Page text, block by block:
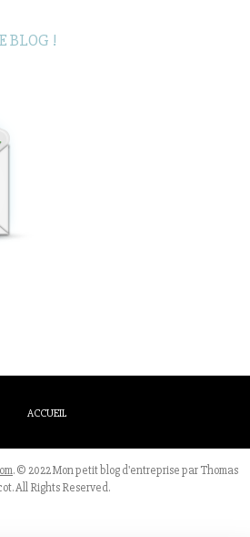
BLOG !
ACCUEIL
.© 2022 Mon petit blog d'entreprise par Thomas
All Rights Reserved.